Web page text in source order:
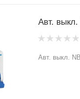
Авт. выкл.